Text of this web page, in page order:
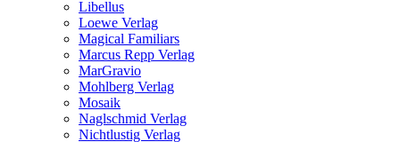
Libellus
Loewe Verlag
Magical Familiars
Marcus Repp Verlag
MarGravio
Mohlberg Verlag
Mosaik
Naglschmid Verlag
Nichtlustig Verlag